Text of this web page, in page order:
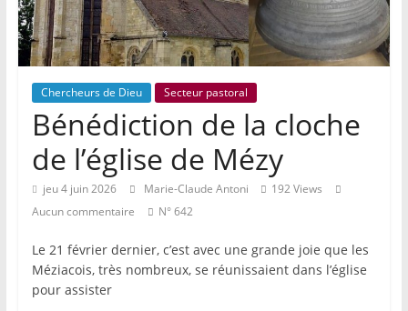
Chercheurs de Dieu Secteur pastoral
Bénédiction de la cloche
de l’église de Mézy
jeu 4 juin 2026 Marie-Claude Antoni
192 Views
Aucun commentaire
N° 642
Le 21 février dernier, c’est avec une grande joie que les
Méziacois, très nombreux, se réunissaient dans l’église
pour assister